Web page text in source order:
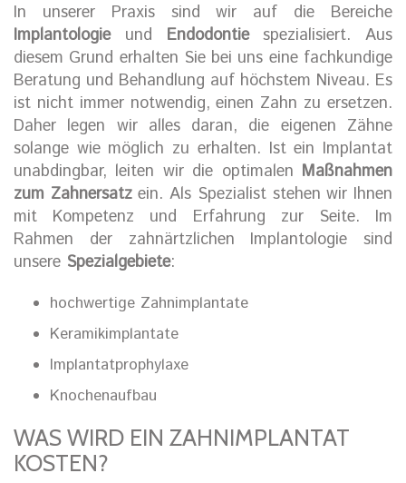
In unserer Praxis sind wir auf die Bereiche
Implantologieund Endodontiespezialisiert. Aus
diesem Grund erhalten Sie bei uns eine fachkundige
Beratung und Behandlung auf höchstem Niveau. Es
ist nicht immer notwendig, einen Zahn zu ersetzen.
Daher legen wir alles daran, die eigenen Zähne
solange wie möglich zu erhalten. Ist ein Implantat
unabdingbar, leiten wir die optimalen Maßnahmen
zum Zahnersatzein. Als Spezialist stehen wir Ihnen
mit Kompetenz und Erfahrung zur Seite. Im
Rahmen der zahnärtzlichen Implantologie sind
unsere Spezialgebiete:
hochwertige Zahnimplantate
Keramikimplantate
Implantatprophylaxe
Knochenaufbau
WAS WIRD EIN ZAHNIMPLANTAT
KOSTEN?